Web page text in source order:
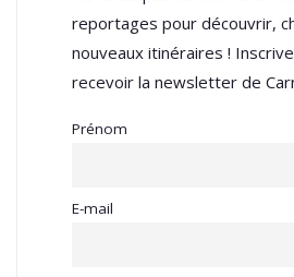
reportages pour découvrir,
nouveaux itinéraires !
recevoir la newsletter de
Prénom
E-mail